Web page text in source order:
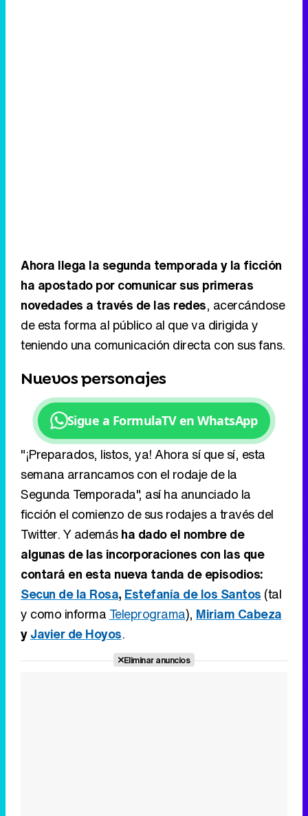
Ahora llega la segunda temporada y la ficción
ha apostado por comunicar sus primeras
novedades a través de las redes, acercándose
de esta forma al público al que va dirigida y
teniendo una comunicación directa con sus fans.
Nuevos personajes
Sigue a FormulaTV en WhatsApp
"¡Preparados, listos, ya! Ahora sí que sí, esta
semana arrancamos con el rodaje de la
Segunda Temporada", así ha anunciado la
ficción el comienzo de sus rodajes a través del
Twitter. Y ademásha dado el nombre de
algunas de las incorporaciones con las que
contará en esta nueva tanda de episodios:
Secun de la Rosa, Estefanía de los Santos (tal
y como informa Teleprograma), Miriam Cabeza
yJavier de Hoyos.
Eliminar anuncios